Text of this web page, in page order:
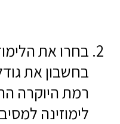
בחרו את
בחשבון את
רמת היוקרה
לימוזינה